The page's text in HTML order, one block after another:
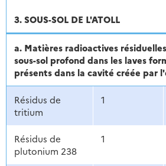
3. SOUS-SOL DE L'ATOLL
a. Matières radioactives
sous-sol profond dans les laves
présents dans la cavité créée par
Résidus de
tritium
1
Résidus de
plutonium 238
1